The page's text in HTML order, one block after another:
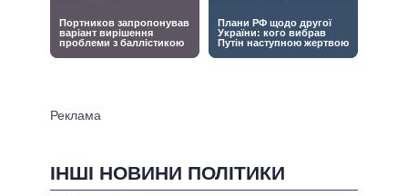
ІНШІ НОВИНИ ПОЛІТИКИ